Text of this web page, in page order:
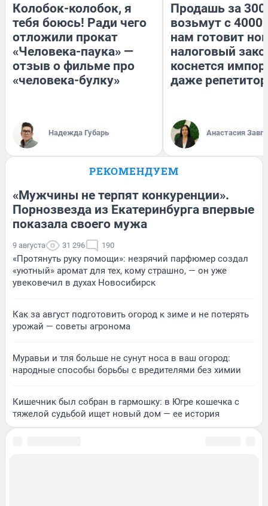
Колобок-колобок, я
тебя боюсь! Ради чего
отложили прокат
«Человека-паука» —
отзыв о фильме про
«человека-булку»
Надежда Губарь
Продашь за
возьмут с
нам готовит
налоговый
коснется
даже
Анастасия
РЕКОМЕНДУЕМ
«Мужчины не терпят конкуренции».
Порнозвезда из Екатеринбурга впервые
показала своего мужа
9 августа 31 296 190
«Протянуть руку помощи»: незрячий парфюмер создал
«уютный» аромат для тех, кому страшно, — он уже
увековечил в духах Новосибирск
Как за август подготовить огород к зиме и не потерять
урожай — советы агронома
Муравьи и тля больше не сунут носа в ваш огород:
народные способы борьбы с вредителями без химии
Кишечник был собран в гармошку: в Югре кошечка с
тяжелой судьбой ищет новый дом — ее история